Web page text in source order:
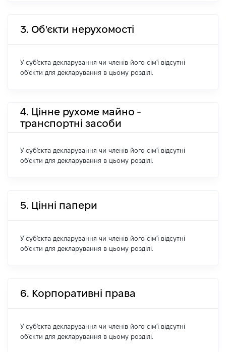
3. Об'єкти нерухомості
У суб'єкта декларування чи членів його сім'ї відсутні
об'єкти для декларування в цьому розділі.
4. Цінне рухоме майно -
транспортні засоби
У суб'єкта декларування чи членів його сім'ї відсутні
об'єкти для декларування в цьому розділі.
5. Цінні папери
У суб'єкта декларування чи членів його сім'ї відсутні
об'єкти для декларування в цьому розділі.
6. Корпоративні права
У суб'єкта декларування чи членів його сім'ї відсутні
об'єкти для декларування в цьому розділі.